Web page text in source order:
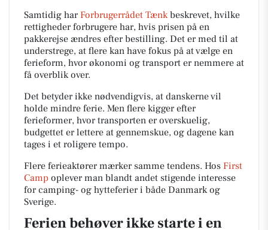
Samtidig har Forbrugerrådet Tænkbeskrevet, hvilke
rettigheder forbrugere har, hvis prisen på en
pakkerejse ændres efter bestilling. Det er med til at
understrege, at flere kan have fokus på at vælge en
ferieform, hvor økonomi og transport er nemmere at
få overblik over.
Det betyder ikke nødvendigvis, at danskerne vil
holde mindre ferie. Men flere kigger efter
ferieformer, hvor transporten er overskuelig,
budgettet er lettere at gennemskue, og dagene kan
tages i et roligere tempo.
Flere ferieaktører mærker samme tendens. Hos First
Camp oplever man blandt andet stigende interesse
for camping- og hytteferier i både Danmark og
Sverige.
Ferien behøver ikke starte i en